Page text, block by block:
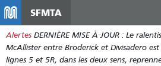
SFMTA
Alertes DERNIÈRE MISE À JOUR : Le
McAllister entre Broderick et Divisadero est
lignes 5 et 5R, dans les deux sens,